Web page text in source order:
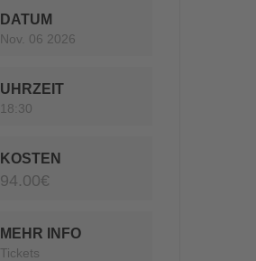
DATUM
Nov. 06 2026
UHRZEIT
18:30
KOSTEN
94.00€
MEHR INFO
Tickets